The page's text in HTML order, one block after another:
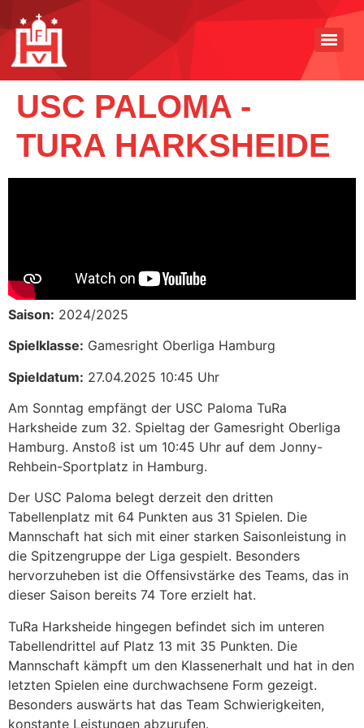
USC PALOMA -
TURA HARKSHEIDE
Saison: 2024/2025
Spielklasse: Gamesright Oberliga Hamburg
Spieldatum: 27.04.2025 10:45 Uhr
Am Sonntag empfängt der USC Paloma TuRa
Harksheide zum 32. Spieltag der Gamesright Oberliga
Hamburg. Anstoß ist um 10:45 Uhr auf dem Jonny-
Rehbein-Sportplatz in Hamburg.​
Der USC Paloma belegt derzeit den dritten
Tabellenplatz mit 64 Punkten aus 31 Spielen. Die
Mannschaft hat sich mit einer starken Saisonleistung in
die Spitzengruppe der Liga gespielt. Besonders
hervorzuheben ist die Offensivstärke des Teams, das in
dieser Saison bereits 74 Tore erzielt hat. ​
TuRa Harksheide hingegen befindet sich im unteren
Tabellendrittel auf Platz 13 mit 35 Punkten. Die
Mannschaft kämpft um den Klassenerhalt und hat in den
letzten Spielen eine durchwachsene Form gezeigt.
Besonders auswärts hat das Team Schwierigkeiten,
konstante Leistungen abzurufen.